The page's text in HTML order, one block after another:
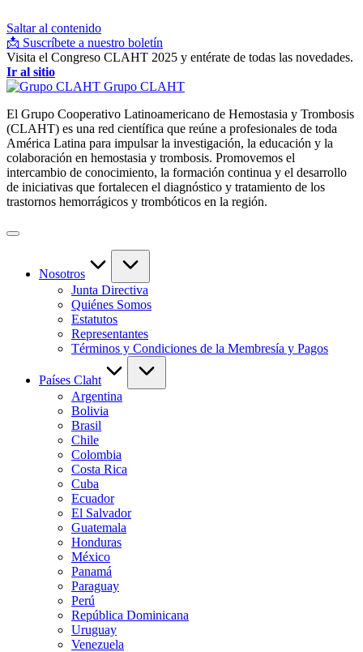
Saltar al contenido
📩 Suscríbete a nuestro boletín
Visita el Congreso CLAHT 2025 y entérate de todas las novedades.
Ir al sitio
Grupo CLAHT
El Grupo Cooperativo Latinoamericano de Hemostasia y Trombosis
(CLAHT) es una red científica que reúne a profesionales de toda
América Latina para impulsar la investigación, la educación y la
colaboración en hemostasia y trombosis. Promovemos el
intercambio de conocimiento, la formación continua y el desarrollo
de iniciativas que fortalecen el diagnóstico y tratamiento de los
trastornos hemorrágicos y trombóticos en la región.
Nosotros
Junta Directiva
Quiénes Somos
Estatutos
Representantes
Términos y Condiciones de la Membresía y Pagos
Países Claht
Argentina
Bolivia
Brasil
Chile
Colombia
Costa Rica
Cuba
Ecuador
El Salvador
Guatemala
Honduras
México
Panamá
Paraguay
Perú
República Dominicana
Uruguay
Venezuela